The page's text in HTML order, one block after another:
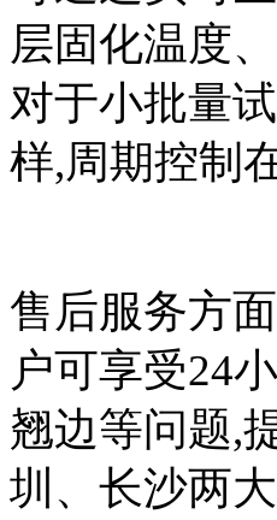
层固化温度
对于小批量
样,周期控制
售后服务方
户可享受24
翘边等问题,
圳、长沙两